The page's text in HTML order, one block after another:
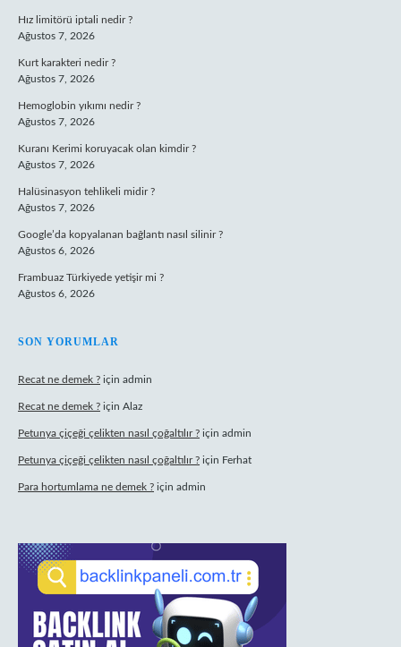
Hız limitörü iptali nedir ?
Ağustos 7, 2026
Kurt karakteri nedir ?
Ağustos 7, 2026
Hemoglobin yıkımı nedir ?
Ağustos 7, 2026
Kuranı Kerimi koruyacak olan kimdir ?
Ağustos 7, 2026
Halüsinasyon tehlikeli midir ?
Ağustos 7, 2026
Google’da kopyalanan bağlantı nasıl silinir ?
Ağustos 6, 2026
Frambuaz Türkiyede yetişir mi ?
Ağustos 6, 2026
SON YORUMLAR
Recat ne demek ? için admin
Recat ne demek ? için Alaz
Petunya çiçeği çelikten nasıl çoğaltılır ? için admin
Petunya çiçeği çelikten nasıl çoğaltılır ? için Ferhat
Para hortumlama ne demek ? için admin